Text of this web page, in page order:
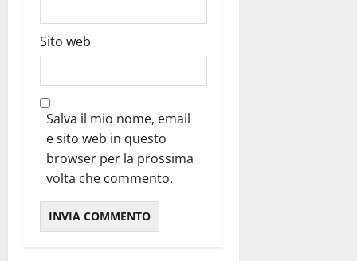
Sito web
Salva il mio nome, email
e sito web in questo
browser per la prossima
volta che commento.